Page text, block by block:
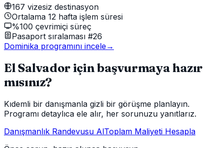
167 vizesiz destinasyon
Ortalama 12 hafta işlem süresi
%100 çevrimiçi süreç
Pasaport sıralaması #26
Dominika programını incele→
El Salvador için başvurmaya hazır
mısınız?
Kıdemli bir danışmanla gizli bir görüşme planlayın.
Programı detaylıca ele alır, her sorunuzu yanıtlarız.
Danışmanlık Randevusu AlToplam Maliyeti Hesapla